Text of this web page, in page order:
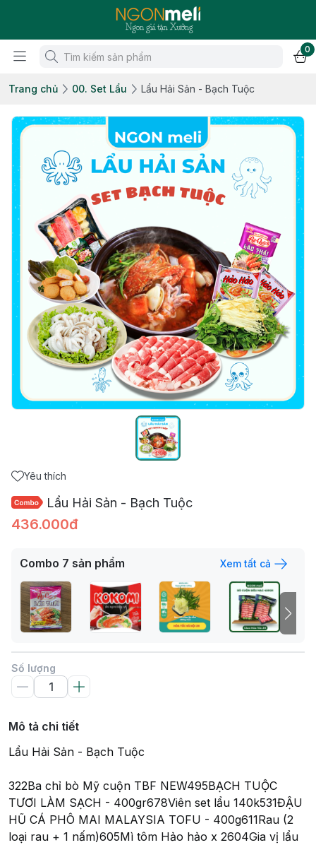
0
Trang chủ 00. Set Lẩu Lẩu Hải Sản - Bạch Tuộc
Yêu thích
Lẩu Hải Sản - Bạch Tuộc
436.000đ
Combo 7 sản phẩm Xem tất cả
Số lượng
Mô tả chi tiết
Lẩu Hải Sản - Bạch Tuộc
322Ba chỉ bò Mỹ cuộn TBF NEW495BẠCH TUỘC
TƯƠI LÀM SẠCH - 400gr678Viên set lẩu 140k531ĐẬU
HŨ CÁ PHÔ MAI MALAYSIA TOFU - 400g611Rau (2
loại rau + 1 nấm)605Mì tôm Hảo hảo x 2604Gia vị lẩu